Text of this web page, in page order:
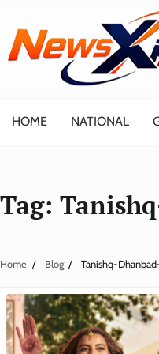
content
HOME NATIONAL
Tag:
Home Blog Tanishq-